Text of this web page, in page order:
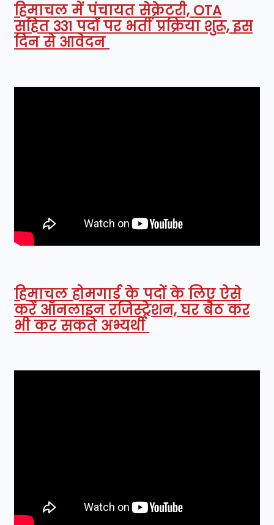
हिमाचल में पंचायत सेक्रेटरी, OTA
सहित 331 पदों पर भर्ती प्रक्रिया शुरू, इस
दिन से आवेदन
हिमाचल होमगार्ड के पदों के लिए ऐसे
करें ऑनलाइन रजिस्ट्रेशन, घर बैठ कर
भी कर सकते अभ्यर्थी